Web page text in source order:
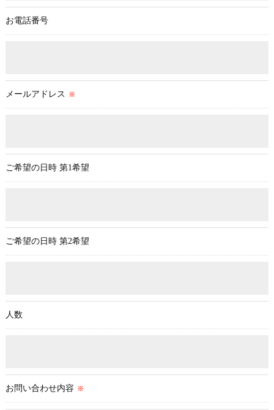
お電話番号
メールアドレス ※
ご希望の日時 第1希望
ご希望の日時 第2希望
人数
お問い合わせ内容 ※